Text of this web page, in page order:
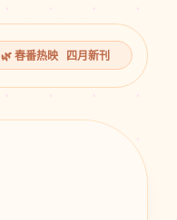
🌿 春番热映 四月新刊